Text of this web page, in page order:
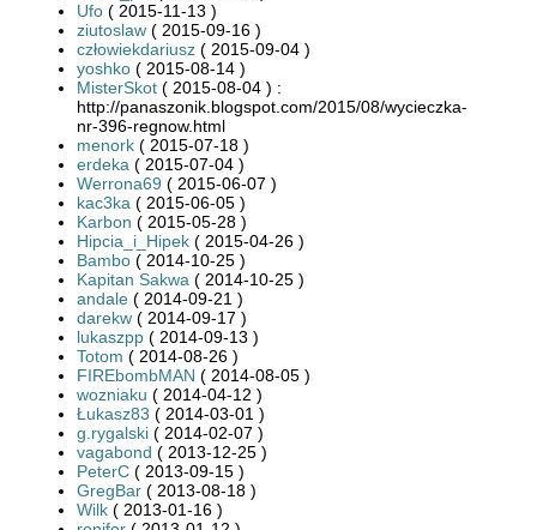
Ufo ( 2015-11-13 )
ziutoslaw ( 2015-09-16 )
człowiekdariusz ( 2015-09-04 )
yoshko ( 2015-08-14 )
MisterSkot ( 2015-08-04 ) :
http://panaszonik.blogspot.com/2015/08/wycieczka-
nr-396-regnow.html
menork ( 2015-07-18 )
erdeka ( 2015-07-04 )
Werrona69 ( 2015-06-07 )
kac3ka ( 2015-06-05 )
Karbon ( 2015-05-28 )
Hipcia_i_Hipek ( 2015-04-26 )
Bambo ( 2014-10-25 )
Kapitan Sakwa ( 2014-10-25 )
andale ( 2014-09-21 )
darekw ( 2014-09-17 )
lukaszpp ( 2014-09-13 )
Totom ( 2014-08-26 )
FIREbombMAN ( 2014-08-05 )
wozniaku ( 2014-04-12 )
Łukasz83 ( 2014-03-01 )
g.rygalski ( 2014-02-07 )
vagabond ( 2013-12-25 )
PeterC ( 2013-09-15 )
GregBar ( 2013-08-18 )
Wilk ( 2013-01-16 )